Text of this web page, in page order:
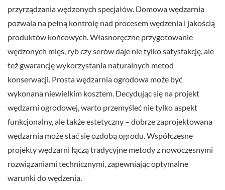
przyrządzania wędzonych specjałów. Domowa wędzarnia
pozwala na pełną kontrolę nad procesem wędzenia i jakością
produktów końcowych. Własnoręczne przygotowanie
wędzonych mięs, ryb czy serów daje nie tylko satysfakcję, ale
też gwarancję wykorzystania naturalnych metod
konserwacji. Prosta wędzarnia ogrodowa może być
wykonana niewielkim kosztem. Decydując się na projekt
wędzarni ogrodowej, warto przemyśleć nie tylko aspekt
funkcjonalny, ale także estetyczny – dobrze zaprojektowana
wędzarnia może stać się ozdobą ogrodu. Współczesne
projekty wędzarni łączą tradycyjne metody z nowoczesnymi
rozwiązaniami technicznymi, zapewniając optymalne
warunki do wędzenia.